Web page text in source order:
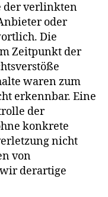
der verlinkten
oder
Die
Zeitpunkt der
waren zum
erkennbar. Eine
der
konkrete
nicht
von
derartige